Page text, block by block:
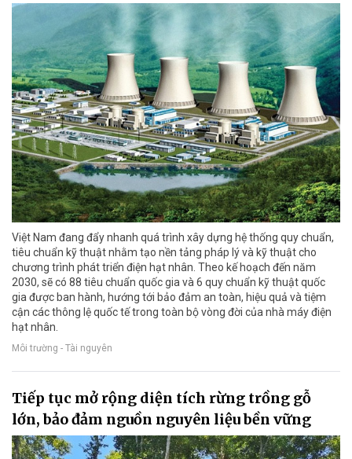
Việt Nam đang đẩy nhanh quá trình xây dựng hệ thống quy chuẩn,
tiêu chuẩn kỹ thuật nhằm tạo nền tảng pháp lý và kỹ thuật cho
chương trình phát triển điện hạt nhân. Theo kế hoạch đến năm
2030, sẽ có 88 tiêu chuẩn quốc gia và 6 quy chuẩn kỹ thuật quốc
gia được ban hành, hướng tới bảo đảm an toàn, hiệu quả và tiệm
cận các thông lệ quốc tế trong toàn bộ vòng đời của nhà máy điện
hạt nhân.
Môi trường - Tài nguyên
Tiếp tục mở rộng diện tích rừng trồng gỗ
lớn, bảo đảm nguồn nguyên liệu bền vững